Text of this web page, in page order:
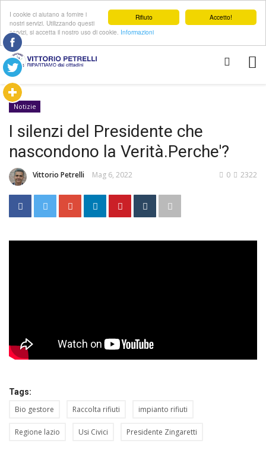
Accetto!
Rifiuto
I cookie ci aiutano a fornire i
nostri servizi. Utilizzando questi
servizi, si accetta il nostro uso di cookie. Informazioni
Notizie
I silenzi del Presidente che
nascondono la Verità.Perche'?
Vittorio Petrelli Mag 6, 2022 2322
0
Tags:
Bio gestore Raccolta rifiuti impianto rifiuti
Regione lazio Usi Civici Presidente Zingaretti